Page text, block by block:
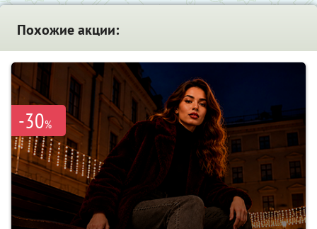
Похожие акции:
-30%